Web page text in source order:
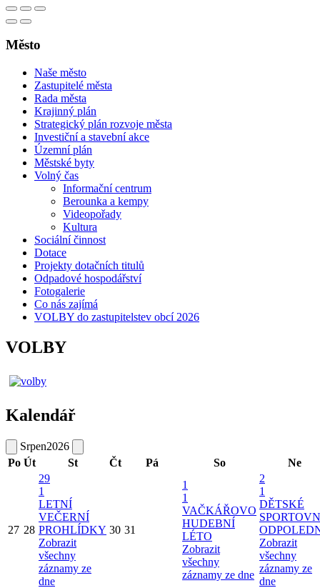
Město
Naše město
Zastupitelé města
Rada města
Krajinný plán
Strategický plán rozvoje města
Investiční a stavební akce
Územní plán
Městské byty
Volný čas
Informační centrum
Berounka a kempy
Videopořady
Kultura
Sociální činnost
Dotace
Projekty dotačních titulů
Odpadové hospodářství
Fotogalerie
Co nás zajímá
VOLBY do zastupitelstev obcí 2026
VOLBY
Kalendář
Srpen2026
Po Út St Čt Pá So Ne
27 28
29
1
LETNÍ
VEČERNÍ
PROHLÍDKY
Zobrazit
všechny
záznamy ze
dne
30 31
1
1
VAČKÁŘOVO
HUDEBNÍ
LÉTO
Zobrazit
všechny
záznamy ze dne
2
1
DĚTSKÉ
Zobrazit
všechny
záznamy ze
dne